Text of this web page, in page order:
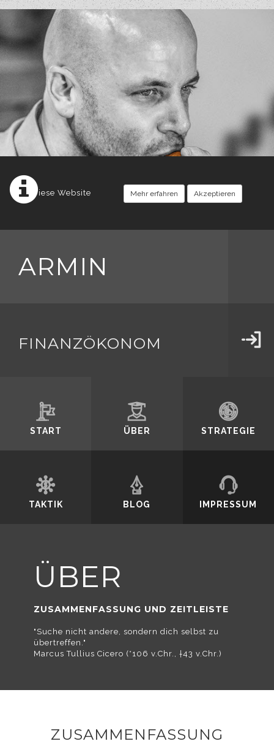
ARMIN
SCHMIDT
FINANZÖKONOM
START ÜBER STRATEGIE
TAKTIK BLOG IMPRESSUM
Diese Website
setzt Cookies ein.
Durch weiteres
Surfen erklären
Sie sich mit der
Verwendung von
Cookies
Mehr erfahren Akzeptieren
ÜBER
ZUSAMMENFASSUNG UND ZEITLEISTE
"Suche nicht andere, sondern dich selbst zu
übertreffen."
Marcus Tullius Cicero (*106 v.Chr., †43 v.Chr.)
ZUSAMMENFASSUNG